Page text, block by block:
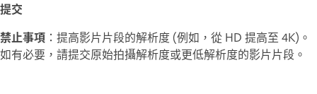
提交
禁止事項 ：提高影片片段的解析度 (例如，從 HD 提高至 4K)。
如有必要，請提交原始拍攝解析度或更低解析度的影片片段。